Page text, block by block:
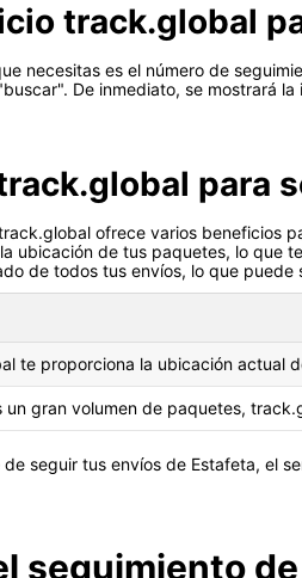
track.global
necesitas es el número de
De inmediato, se mostrará
para
ofrece varios beneficios
ubicación de tus paquetes, lo
de todos tus envíos, lo que
te proporciona la ubicación actual
un gran volumen de paquetes,
seguir tus envíos de Estafeta, el
seguimiento